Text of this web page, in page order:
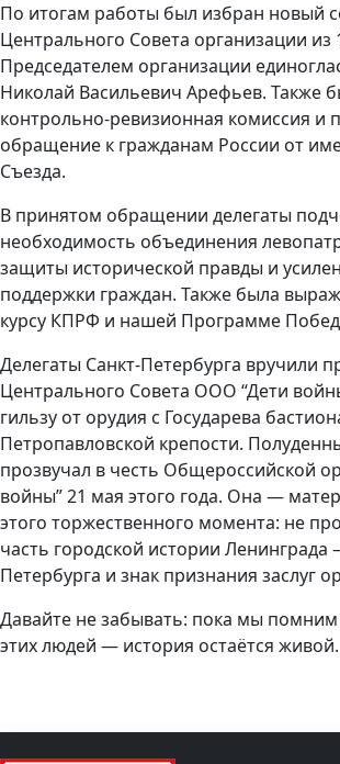
По итогам работы был избран новый
Центрального Совета организации из
Председателем организации
Николай Васильевич Арефьев. Также
контрольно-ревизионная комиссия и
обращение к гражданам России от
Съезда.
В принятом обращении делегаты
необходимость объединения
защиты исторической правды и
поддержки граждан. Также была
курсу КПРФ и нашей Программе
Делегаты Санкт-Петербурга вручили
Центрального Совета ООО “Дети
гильзу от орудия с Государева
Петропавловской крепости.
прозвучал в честь Общероссийской
войны” 21 мая этого года. Она —
этого торжественного момента: не
часть городской истории Ленинграда
Петербурга и знак признания заслуг
Давайте не забывать: пока мы
этих людей — история остаётся живой.